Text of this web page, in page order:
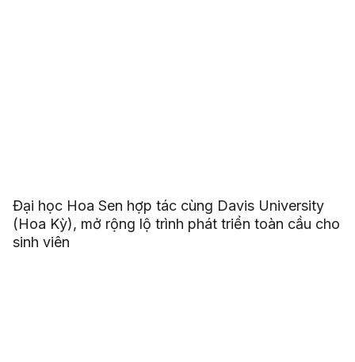
Đại học Hoa Sen hợp tác cùng Davis University
(Hoa Kỳ), mở rộng lộ trình phát triển toàn cầu cho
sinh viên